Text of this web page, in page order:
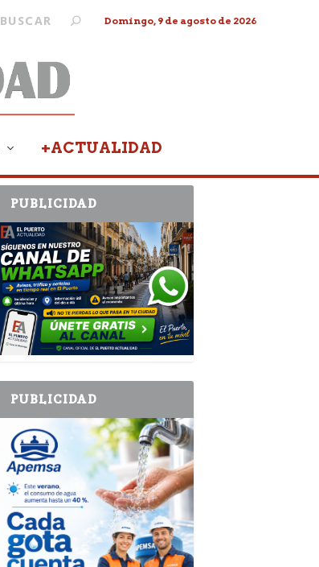
Domingo, 9 de agosto de 2026
+ACTUALIDAD
PUBLICIDAD
PUBLICIDAD